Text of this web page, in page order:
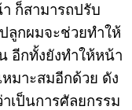
ก็สามารถปรับ
ลูกผมจะช่วยทำให้
อีกทั้งยังทำให้หน้า
มาะสมอีกด้วย ดัง
เป็นการศัลยกรรม